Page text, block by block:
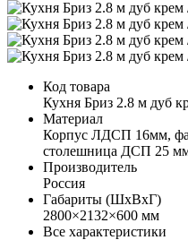
Код товара
Кухня Бриз 2.8 м дуб
Материал
Корпус ЛДСП 16мм,
столешница ДСП 25
Производитель
Россия
Габариты (ШхВхГ)
2800×2132×600 мм
Все характеристики